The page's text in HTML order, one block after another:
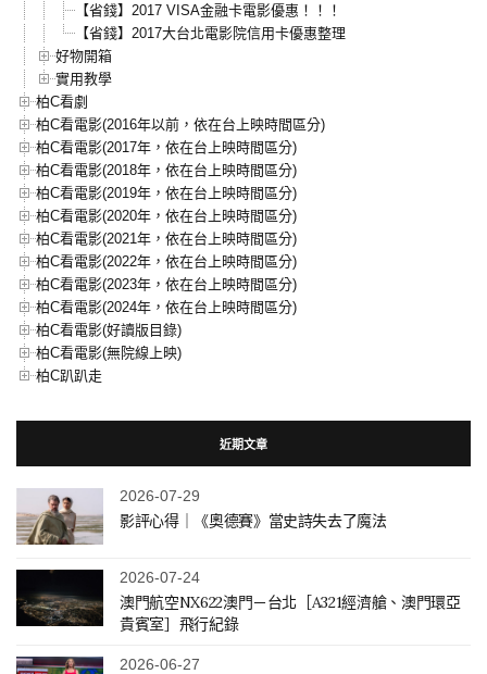
【省錢】2017 VISA金融卡電影優惠！！！
【省錢】2017大台北電影院信用卡優惠整理
好物開箱
實用教學
柏C看劇
柏C看電影(2016年以前，依在台上映時間區分)
柏C看電影(2017年，依在台上映時間區分)
柏C看電影(2018年，依在台上映時間區分)
柏C看電影(2019年，依在台上映時間區分)
柏C看電影(2020年，依在台上映時間區分)
柏C看電影(2021年，依在台上映時間區分)
柏C看電影(2022年，依在台上映時間區分)
柏C看電影(2023年，依在台上映時間區分)
柏C看電影(2024年，依在台上映時間區分)
柏C看電影(好讀版目錄)
柏C看電影(無院線上映)
柏C趴趴走
近期文章
2026-07-29
影評心得｜《奧德賽》當史詩失去了魔法
2026-07-24
澳門航空NX622澳門－台北［A321經濟艙、澳門環亞
貴賓室］飛行紀錄
2026-06-27